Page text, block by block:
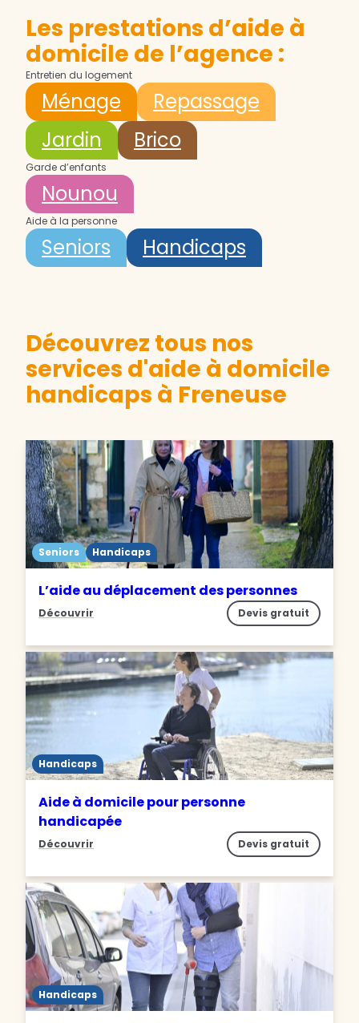
Les prestations d’aide à
domicile de l’agence :
Entretien du logement
Ménage
Repassage
Jardin
Brico
Garde d’enfants
Nounou
Aide à la personne
Seniors Handicaps
Découvrez tous nos
services d'aide à domicile
handicaps à Freneuse
Seniors Handicaps
L’aide au déplacement des personnes
Découvrir Devis gratuit
Handicaps
Aide à domicile pour personne
handicapée
Découvrir Devis gratuit
Handicaps